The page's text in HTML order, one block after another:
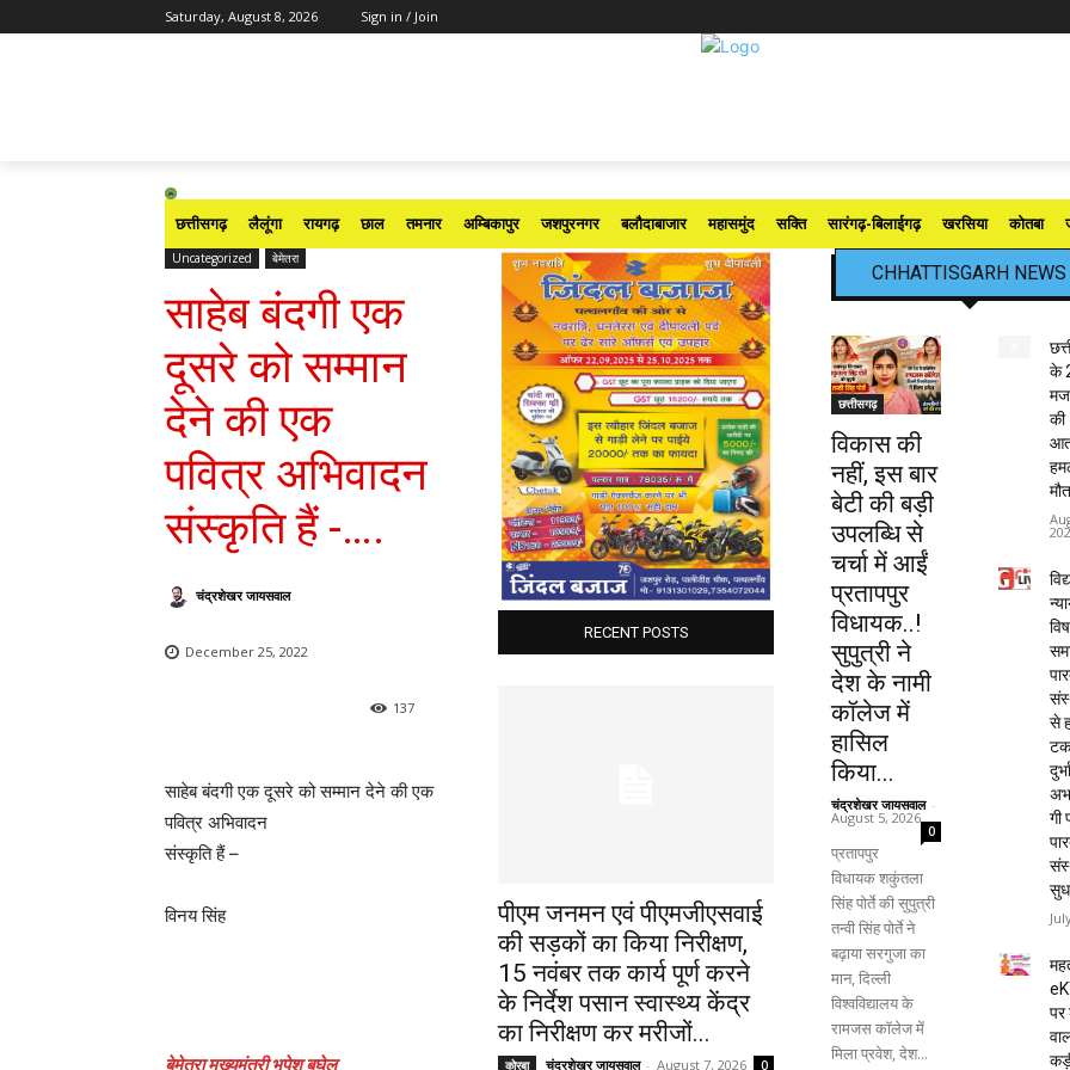
Saturday, August 8, 2026 Sign in / Join
छत्तीसगढ़ लैलूंगा रायगढ़ छाल तमनार अम्बिकापुर जशपुरनगर बलौदाबाजार महासमुंद सक्ति सारंगढ़-बिलाईगढ़ खरसिया कोतबा
Uncategorized बेमेतरा
साहेब बंदगी एक
दूसरे को सम्मान
देने की एक
पवित्र अभिवादन
संस्कृति हैं -….
चंद्रशेखर जायसवाल
December 25, 2022
137
साहेब बंदगी एक दूसरे को सम्मान देने की एक
पवित्र अभिवादन
संस्कृति हैं –
विनय सिंह
बेमेतरा मुख्यमंत्री भूपेश बघेल
RECENT POSTS
पीएम जनमन एवं पीएमजीएसवाई
की सड़कों का किया निरीक्षण,
15 नवंबर तक कार्य पूर्ण करने
के निर्देश पसान स्वास्थ्य केंद्र
का निरीक्षण कर मरीजों...
कोरबा चंद्रशेखर जायसवाल - August 7, 2026 0
CHHATTISGARH NEWS
छत्तीसगढ़
विकास की
नहीं, इस बार
बेटी की बड़ी
उपलब्धि से
चर्चा में आईं
प्रतापपुर
विधायक..!
सुपुत्री ने
देश के नामी
कॉलेज में
हासिल
किया...
चंद्रशेखर जायसवाल -
August 5, 2026
0
प्रतापपुर
विधायक शकुंतला
सिंह पोर्ते की सुपुत्री
तन्वी सिंह पोर्ते ने
बढ़ाया सरगुजा का
मान, दिल्ली
विश्वविद्यालय के
रामजस कॉलेज में
मिला प्रवेश, देश...
के
की
से
गी